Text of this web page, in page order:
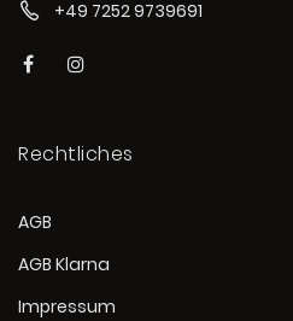
+49 7252 9739691
Rechtliches
AGB
AGB Klarna
Impressum